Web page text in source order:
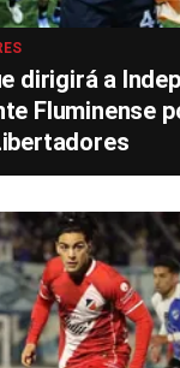
dirigirá a
Fluminense